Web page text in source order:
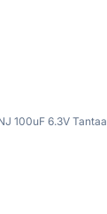
100uF 6.3V